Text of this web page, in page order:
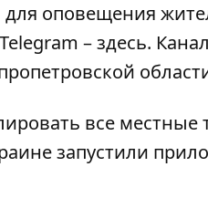
для оповещения
–здесь.
все
запустили